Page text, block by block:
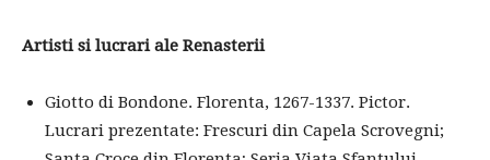
Artisti si lucrari ale Renasterii
Giotto di Bondone. Florenta, 1267-1337. Pictor.
Lucrari prezentate: Frescuri din Capela Scrovegni;